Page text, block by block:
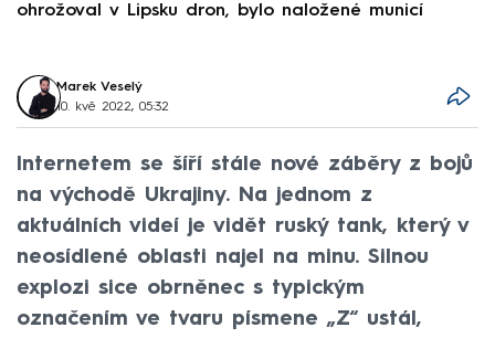
ohrožoval v Lipsku dron, bylo naložené municí
Marek Veselý
10. kvě 2022, 05:32
Internetem se šíří stále nové záběry z bojů
na východě Ukrajiny. Na jednom z
aktuálních videí je vidět ruský tank, který v
neosídlené oblasti najel na minu. Silnou
explozi sice obrněnec s typickým
označením ve tvaru písmene „Z“ ustál,